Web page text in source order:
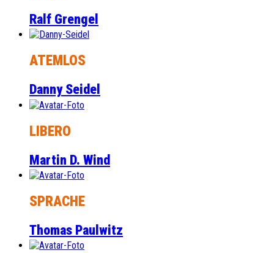
Ralf Grengel
ATEMLOS
Danny Seidel
LIBERO
Martin D. Wind
SPRACHE
Thomas Paulwitz